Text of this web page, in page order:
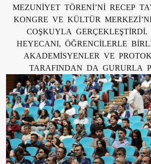
MEZUNİYET TÖRENİ’Nİ RECEP
KONGRE VE KÜLTÜR
COŞKUYLA
HEYECANI, ÖĞRENCİLERLE
AKADEMİSYENLER VE
TARAFINDAN DA GURURLA